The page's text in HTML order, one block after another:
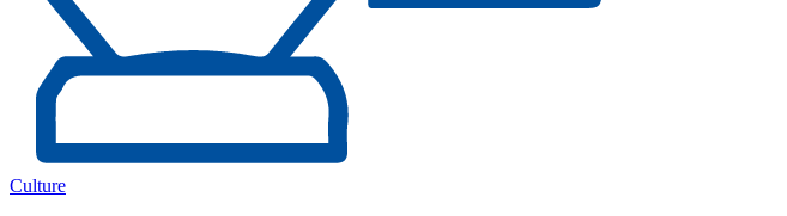
Culture